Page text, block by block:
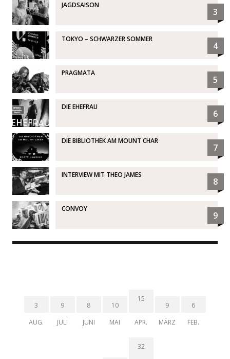
JAGDSAISON
3
TOKYO – SCHWARZER SOMMER
4
PRAGMATA
5
DIE EHEFRAU
6
DIE BIBLIOTHEK AM MOUNT CHAR
7
INTERVIEW MIT THEO JAMES
8
CONVOY
9
3
AUG.
9
JULI
8
JUNI
10
MAI
15
APR.
9
MÄRZ
6
FEB.
32